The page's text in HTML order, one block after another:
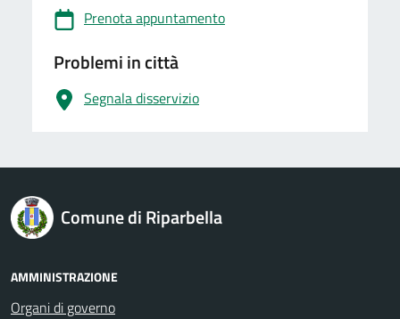
Prenota appuntamento
Problemi in città
Segnala disservizio
logo Unione Europea
Comune di Riparbella
AMMINISTRAZIONE
Organi di governo